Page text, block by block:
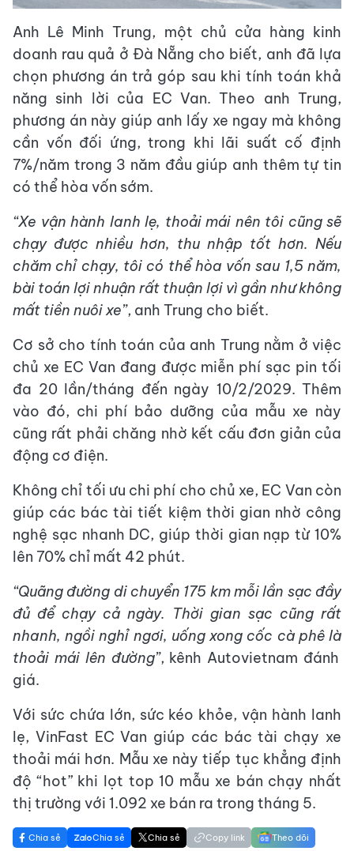
Anh Lê Minh Trung, một chủ cửa hàng kinh
doanh rau quả ở Đà Nẵng cho biết, anh đã lựa
chọn phương án trả góp sau khi tính toán khả
năng sinh lời của EC Van. Theo anh Trung,
phương án này giúp anh lấy xe ngay mà không
cần vốn đối ứng, trong khi lãi suất cố định
7%/năm trong 3 năm đầu giúp anh thêm tự tin
có thể hòa vốn sớm.
“Xe vận hành lanh lẹ, thoải mái nên tôi cũng sẽ
chạy được nhiều hơn, thu nhập tốt hơn. Nếu
chăm chỉ chạy, tôi có thể hòa vốn sau 1,5 năm,
bài toán lợi nhuận rất thuận lợi vì gần như không
mất tiền nuôi xe”, anh Trung cho biết.
Cơ sở cho tính toán của anh Trung nằm ở việc
chủ xe EC Van đang được miễn phí sạc pin tối
đa 20 lần/tháng đến ngày 10/2/2029. Thêm
vào đó, chi phí bảo dưỡng của mẫu xe này
cũng rất phải chăng nhờ kết cấu đơn giản của
động cơ điện.
Không chỉ tối ưu chi phí cho chủ xe, EC Van còn
giúp các bác tài tiết kiệm thời gian nhờ công
nghệ sạc nhanh DC, giúp thời gian nạp từ 10%
lên 70% chỉ mất 42 phút.
“Quãng đường dichuyển 175 km mỗi lần sạc đầy
đủ để chạy cả ngày. Thời gian sạc cũng rất
nhanh, ngồi nghỉ ngơi, uống xong cốc cà phêlà
thoải mái lên đường”, kênh Autovietnam đánh
giá.
Với sức chứa lớn, sức kéo khỏe, vận hành lanh
lẹ, VinFast EC Van giúp các bác tài chạy xe
thoải mái hơn. Mẫu xe này tiếp tục khẳng định
độ “hot” khi lọt top 10 mẫu xe bán chạy nhất
thị trường với 1.092 xe bán ra trong tháng 5.
Chia sẻ Chia sẻ Chia sẻ Copy link Theo dõi